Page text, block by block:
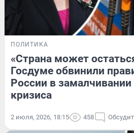
ПОЛИТИКА
«Страна может
Госдуме обвинили
России в замалчивании
кризиса
2 июля, 2026, 18:15 458